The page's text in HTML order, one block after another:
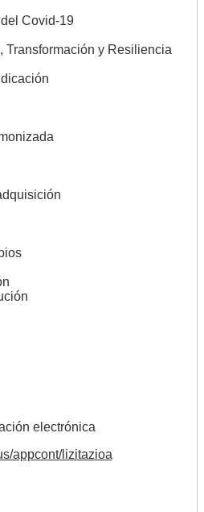
Covid-19
Transformación y Resiliencia
electrónica
appcont/lizitazioa